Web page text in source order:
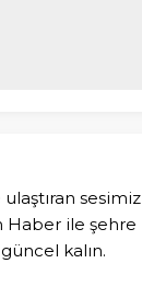
sesimiz
Haber ile şehre
kalın.